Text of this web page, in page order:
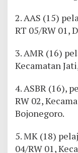
2. AAS (15)
RT 05/RW 01,
3. AMR (16)
Kecamatan
4. ASBR (16),
RW 02,
Bojonegoro.
5. MK (18)
04/RW 01,